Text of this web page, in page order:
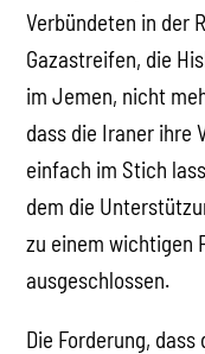
Verbündeten in der
Gazastreifen, die
im Jemen, nicht
dass die Iraner ihre
einfach im Stich
dem die
zu einem wichtigen
ausgeschlossen.
Die Forderung,